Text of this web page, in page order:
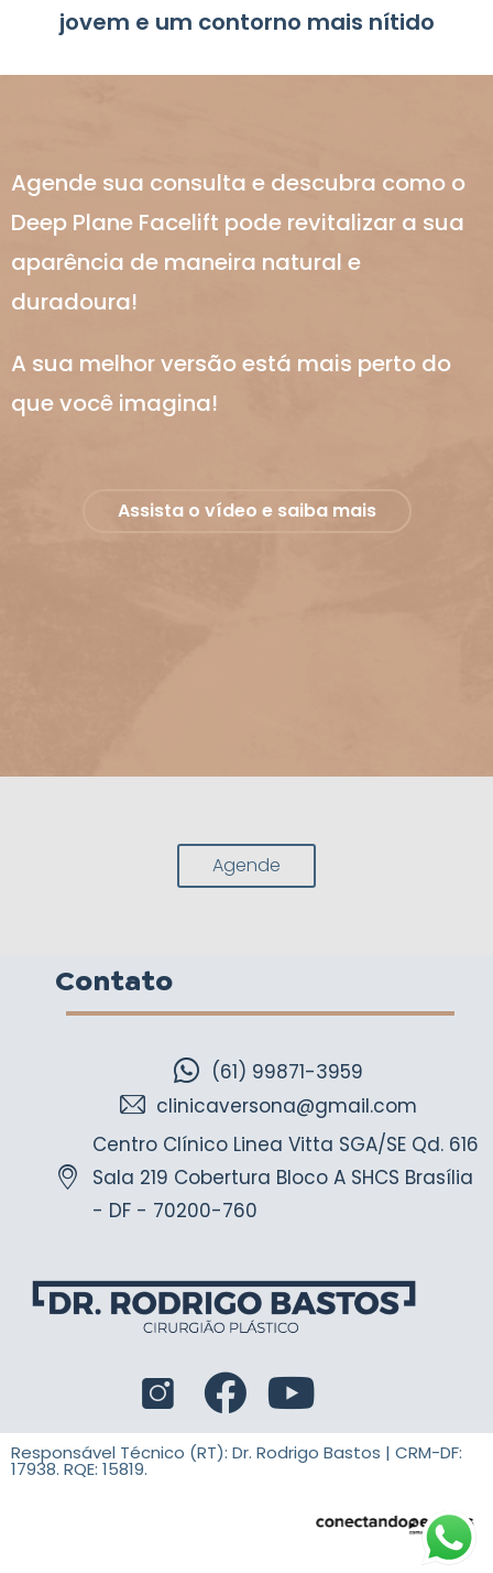
jovem e um contorno mais nítido
Agende sua consulta e descubra como o
Deep Plane Facelift pode revitalizar a sua
aparência de maneira natural e
duradoura!
A sua melhor versão está mais perto do
que você imagina!
Assista o vídeo e saiba mais
Agende
Contato
(61) 99871-3959
clinicaversona@gmail.com
Centro Clínico Linea Vitta SGA/SE Qd. 616
Sala 219 Cobertura Bloco A SHCS Brasília
- DF - 70200-760
Responsável Técnico (RT): Dr. Rodrigo Bastos | CRM-DF:
17938. RQE: 15819.